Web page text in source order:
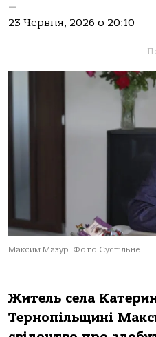
—
23 Червня, 2026 о 20:10
Максим Мазур. Фото Суспільне.
Житель села
Тернопільщині